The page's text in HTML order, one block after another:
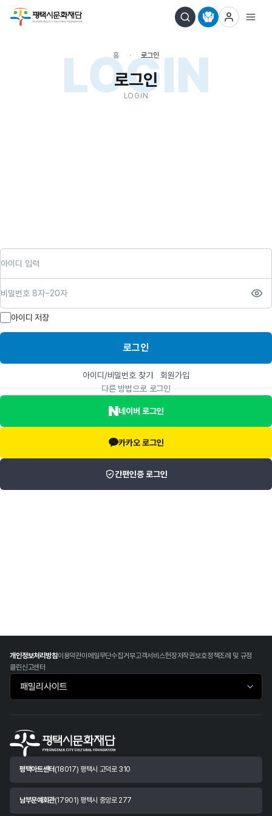
LOGIN
홈 로그인
로그인
LOGIN
아이디 저장
로그인
아이디/비밀번호 찾기
회원가입
다른 방법으로 로그인
네이버 로그인
카카오 로그인
간편인증 로그인
개인정보처리방침이용약관이메일무단수집거부고객서비스헌장저작권보호정책조례 및 규정
클린신고센터
패밀리사이트 바로가기
평택아트센터 (18017) 평택시 고덕로 310
남부문예회관(17901) 평택시 중앙로 277